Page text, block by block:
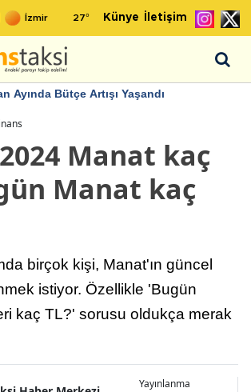
27° Künye İletişim
Ayında Bütçe Artışı Yaşandı
Manat kaç
Manat kaç
birçok kişi, Manat'ın güncel
istiyor. Özellikle 'Bugün
kaç TL?' sorusu oldukça merak
Yayınlanma